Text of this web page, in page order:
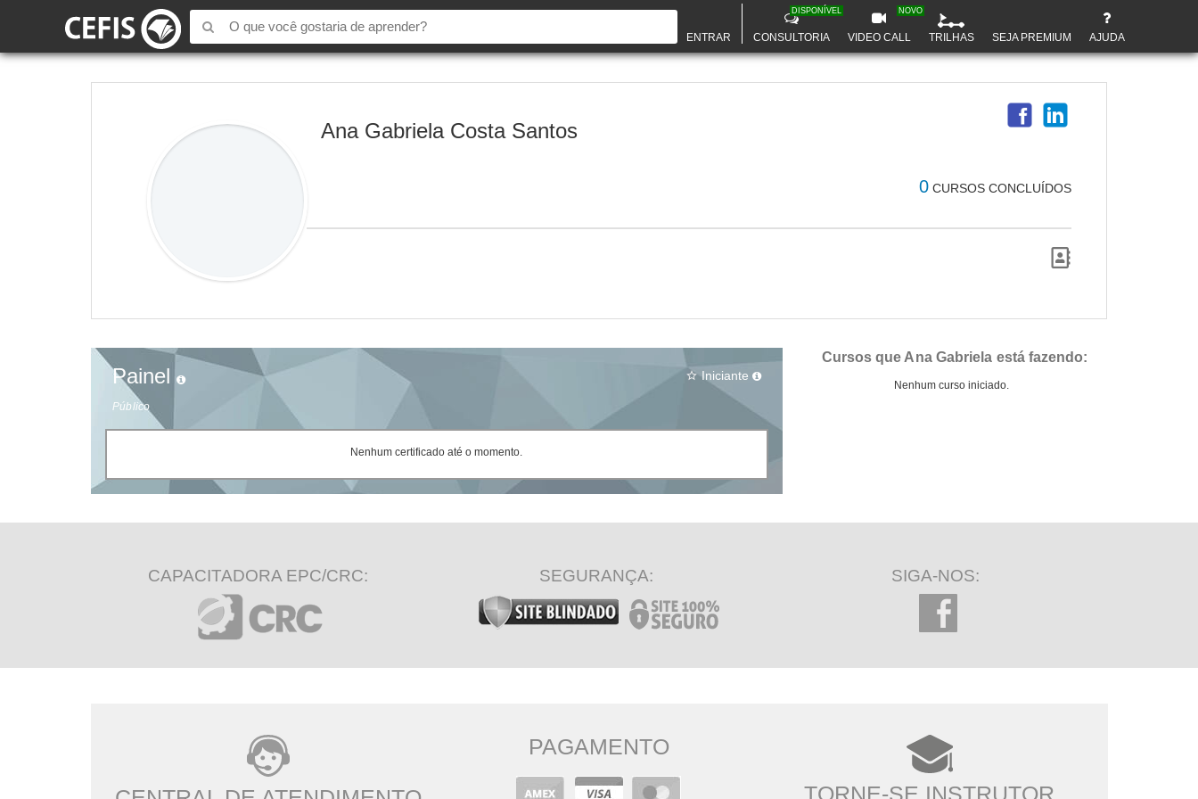
ENTRAR CONSULTORIA
DISPONÍVEL
VIDEO CALL
NOVO
TRILHAS SEJA PREMIUM AJUDA
Ana Gabriela Costa Santos
0 CURSOS CONCLUÍDOS
Painel
Público
star_border Iniciante
Nenhum certificado até o momento.
Cursos que Ana Gabriela está fazendo:
Nenhum curso iniciado.
CAPACITADORA EPC/CRC: SEGURANÇA: SIGA-NOS:
PAGAMENTO
TORNE-SE INSTRUTOR